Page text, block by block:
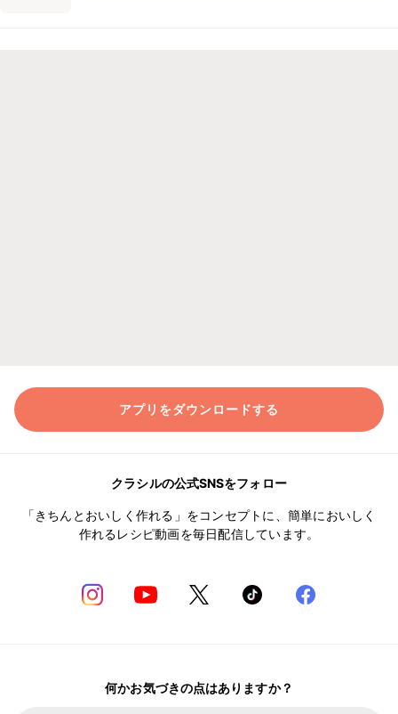
アプリをダウンロードする
クラシルの公式SNSをフォロー
「きちんとおいしく作れる」をコンセプトに、簡単においしく
作れるレシピ動画を毎日配信しています。
何かお気づきの点はありますか？